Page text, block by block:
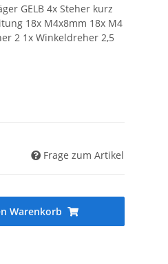
GELB 4x Steher kurz
18x M4x8mm 18x M4
2 1x Winkeldreher 2,5
Frage zum Artikel
Warenkorb